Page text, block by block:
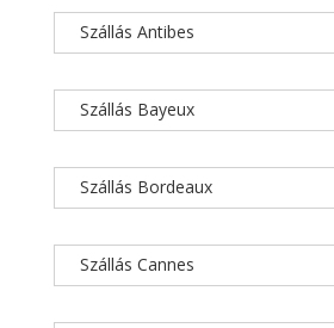
Szállás Antibes
Szállás Bayeux
Szállás Bordeaux
Szállás Cannes